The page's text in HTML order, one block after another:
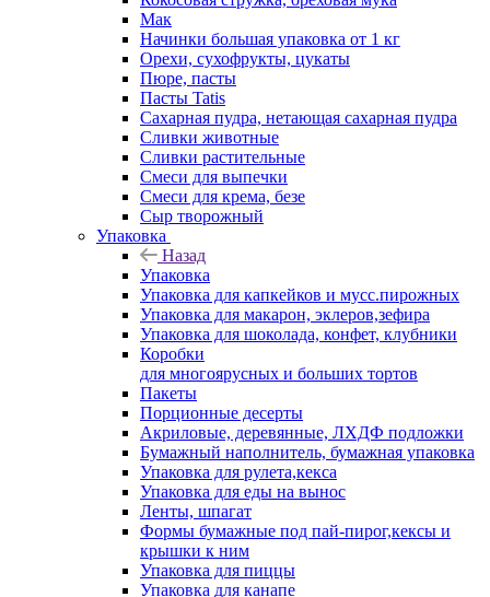
Мак
Начинки большая упаковка от 1 кг
Орехи, сухофрукты, цукаты
Пюре, пасты
Пасты Tatis
Сахарная пудра, нетающая сахарная пудра
Сливки животные
Сливки растительные
Смеси для выпечки
Смеси для крема, безе
Сыр творожный
Упаковка
Назад
Упаковка
Упаковка для капкейков и мусс.пирожных
Упаковка для макарон, эклеров,зефира
Упаковка для шоколада, конфет, клубники
Коробки
для многоярусных и больших тортов
Пакеты
Порционные десерты
Акриловые, деревянные, ЛХДФ подложки
Бумажный наполнитель, бумажная упаковка
Упаковка для рулета,кекса
Упаковка для еды на вынос
Ленты, шпагат
Формы бумажные под пай-пирог,кексы и
крышки к ним
Упаковка для пиццы
Упаковка для канапе